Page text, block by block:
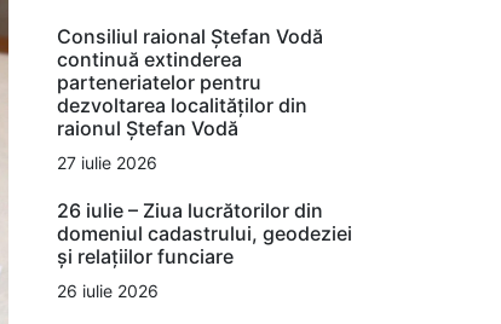
Consiliul raional Ștefan Vodă
continuă extinderea
parteneriatelor pentru
dezvoltarea localităților din
raionul Ștefan Vodă
27 iulie 2026
26 iulie – Ziua lucrătorilor din
domeniul cadastrului, geodeziei
și relațiilor funciare
26 iulie 2026